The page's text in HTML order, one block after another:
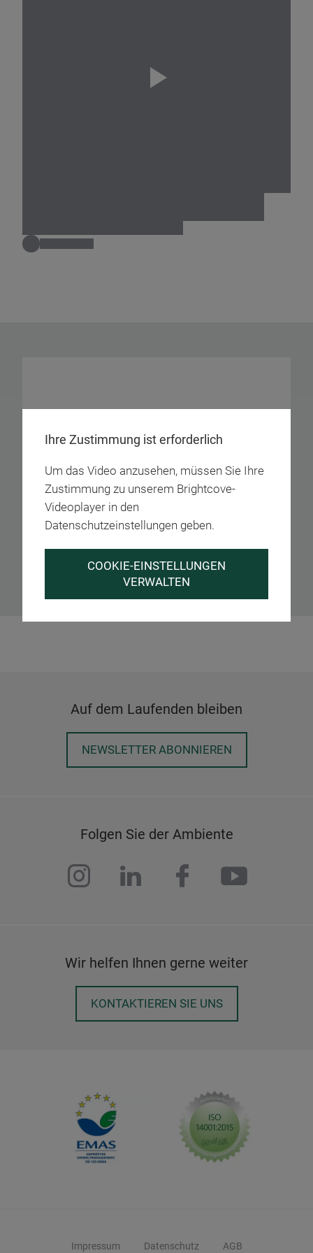
Ihre Zustimmung ist erforderlich
Um das Video anzusehen, müssen Sie Ihre
Zustimmung zu unserem Brightcove-
Videoplayer in den
Datenschutzeinstellungen geben.
COOKIE-EINSTELLUNGEN
VERWALTEN
Auf dem Laufenden bleiben
NEWSLETTER ABONNIEREN
Folgen Sie der Ambiente
instagram
linkedinfacebook
Wir helfen Ihnen gerne weiter
KONTAKTIEREN SIE UNS
Impressum Datenschutz AGB